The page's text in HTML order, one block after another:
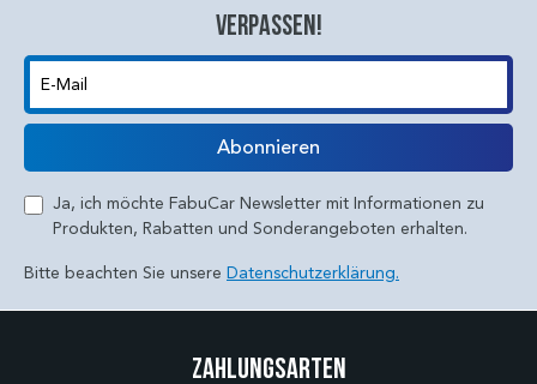
verpassen!
E-Mail
Abonnieren
Ja, ich möchte FabuCar Newsletter mit Informationen zu
Produkten, Rabatten und Sonderangeboten erhalten.
Bitte beachten Sie unsere Datenschutzerklärung.
Zahlungsarten